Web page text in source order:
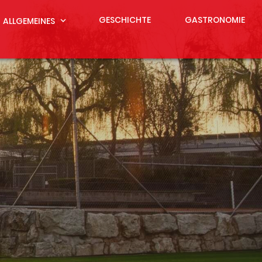
ALLGEMEINES expand_more GESCHICHTE GASTRONOMIE